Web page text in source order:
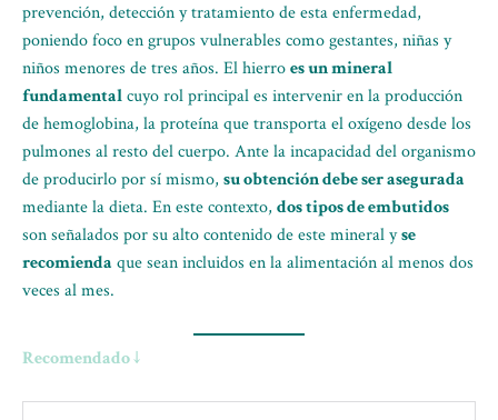
prevención, detección y tratamiento de esta enfermedad,
poniendo foco en grupos vulnerables como gestantes, niñas y
niños menores de tres años. El hierroes un mineral
fundamentalcuyo rol principal es intervenir en la producción
de hemoglobina, la proteína que transporta el oxígeno desde los
pulmones al resto del cuerpo. Ante la incapacidad del organismo
de producirlo por sí mismo, su obtención debe ser asegurada
mediante la dieta. En este contexto, dos tipos de embutidos
son señalados por su alto contenido de este mineral yse
recomienda que sean incluidos en la alimentación al menos dos
veces al mes.
Recomendado ↓